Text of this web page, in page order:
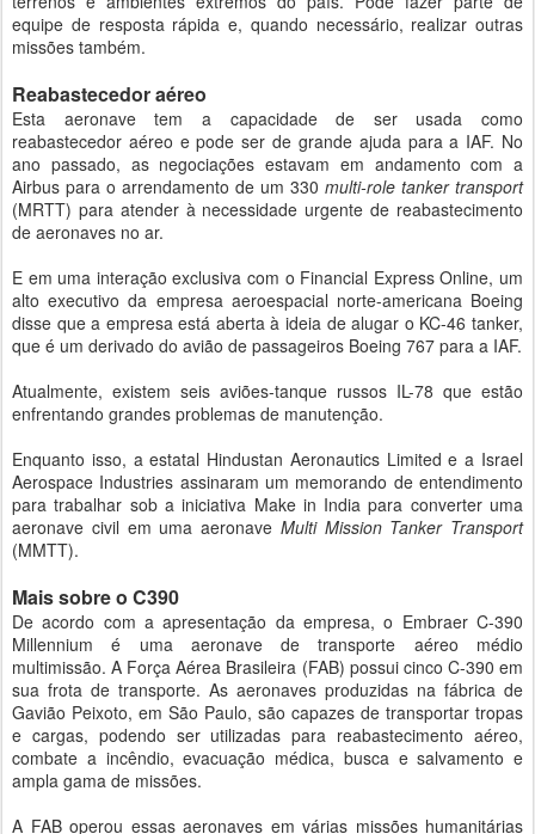
equipe de resposta rápida e, quando necessário, realizar outras
missões também.
Reabastecedor aéreo
Esta aeronave tem a capacidade de ser usada como
reabastecedor aéreo e pode ser de grande ajuda para a IAF. No
ano passado, as negociações estavam em andamento com a
Airbus para o arrendamento de um 330 multi-role tanker transport
(MRTT) para atender à necessidade urgente de reabastecimento
de aeronaves no ar.
E em uma interação exclusiva com o Financial Express Online, um
alto executivo da empresa aeroespacial norte-americana Boeing
disse que a empresa está aberta à ideia de alugar o KC-46 tanker,
que é um derivado do avião de passageiros Boeing 767 para a IAF.
Atualmente, existem seis aviões-tanque russos IL-78 que estão
enfrentando grandes problemas de manutenção.
Enquanto isso, a estatal Hindustan Aeronautics Limited e a Israel
Aerospace Industries assinaram um memorando de entendimento
para trabalhar sob a iniciativa Make in India para converter uma
aeronave civil em uma aeronave Multi Mission Tanker Transport
(MMTT).
Mais sobre o C390
De acordo com a apresentação da empresa, o Embraer C-390
Millennium é uma aeronave de transporte aéreo médio
multimissão. A Força Aérea Brasileira (FAB) possui cinco C-390 em
sua frota de transporte. As aeronaves produzidas na fábrica de
Gavião Peixoto, em São Paulo, são capazes de transportar tropas
e cargas, podendo ser utilizadas para reabastecimento aéreo,
combate a incêndio, evacuação médica, busca e salvamento e
ampla gama de missões.
A FAB operou essas aeronaves em várias missões humanitárias